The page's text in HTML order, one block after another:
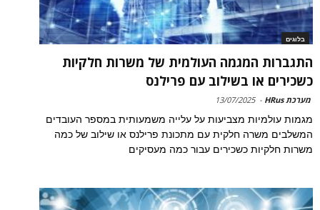
בלוגים
התגברות המגמה העולמית של משרות חלקיות
כשכירים או בשילוב עם פרילנס
מערכת HRus -
13/07/2025
מגמות עולמיות מצביעות על עלייה משמעותית במספר העובדים
המשלבים משרה חלקית עם מתכונת פרילנס או שילוב של כמה
משרות חלקיות כשכירים עבור כמה מעסיקים